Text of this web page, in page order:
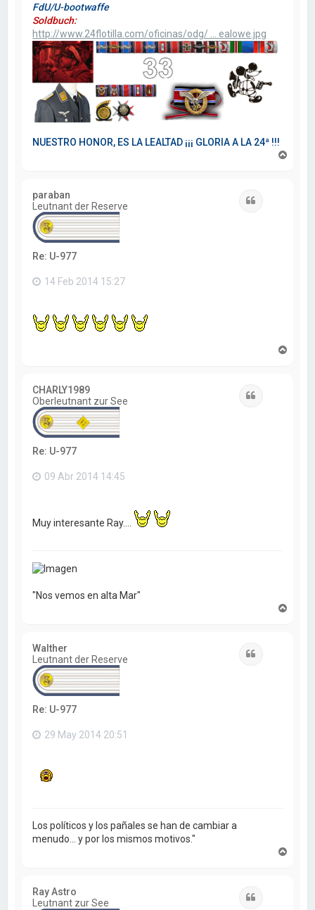
FdU/U-bootwaffe
Soldbuch:
http://www.24flotilla.com/oficinas/odg/ ... ealowe.jpg
NUESTRO HONOR, ES LA LEALTAD ¡¡¡ GLORIA A LA 24ª !!!
paraban
Leutnant der Reserve
Re: U-977
14 Feb 2014 15:27
CHARLY1989
Oberleutnant zur See
Re: U-977
09 Abr 2014 14:45
Muy interesante Ray....
"Nos vemos en alta Mar"
Walther
Leutnant der Reserve
Re: U-977
29 May 2014 20:51
Los políticos y los pañales se han de cambiar a
menudo... y por los mismos motivos."
Ray Astro
Leutnant zur See